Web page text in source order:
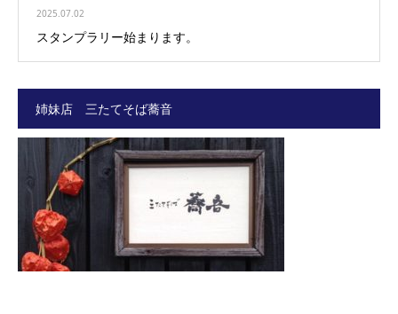
2025.07.02
スタンプラリー始まります。
姉妹店 三たてそば蕎音